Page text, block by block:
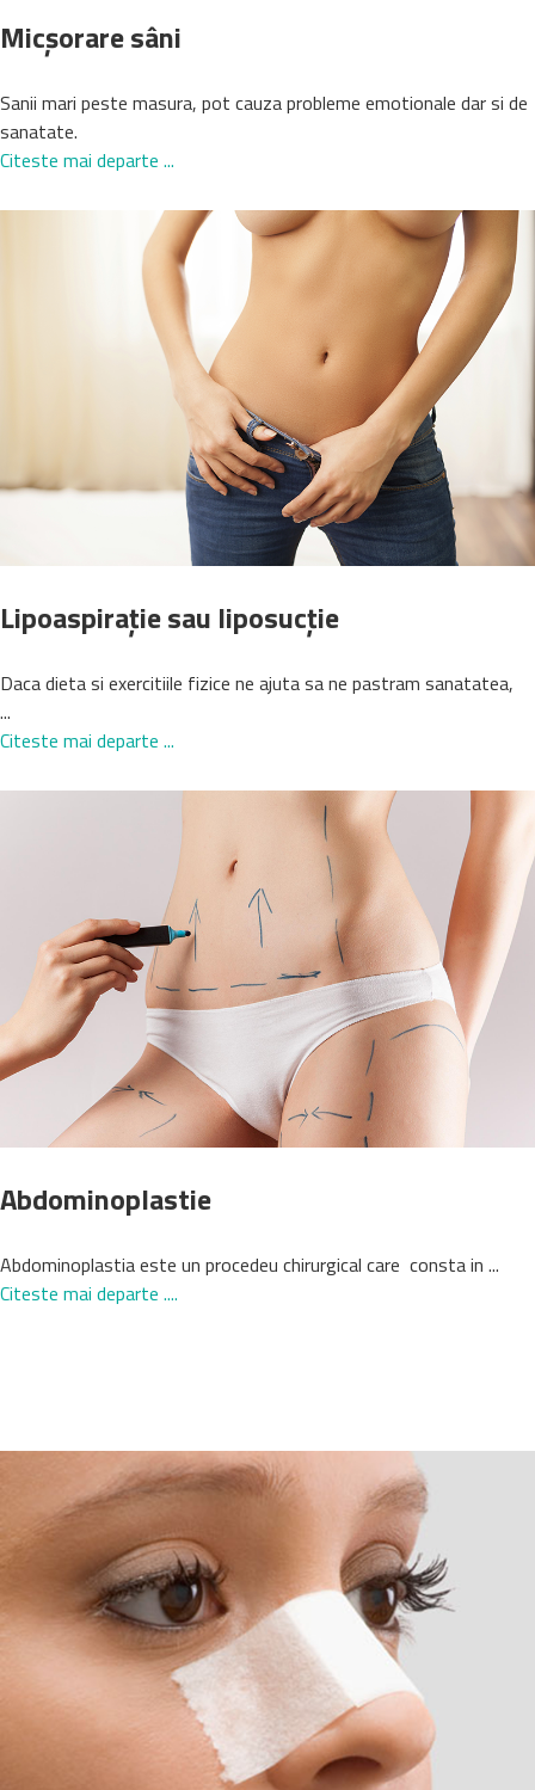
Micșorare sâni
Sanii mari peste masura, pot cauza probleme emotionale dar si de
sanatate.
Citeste mai departe ...
Lipoaspirație sau liposucție
Daca dieta si exercitiile fizice ne ajuta sa ne pastram sanatatea,
...
Citeste mai departe ...
Abdominoplastie
Abdominoplastia este un procedeu chirurgical care consta in ...
Citeste mai departe ....